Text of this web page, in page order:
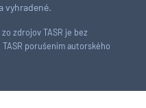
vyhradené.
zdrojov TASR je bez
porušením autorského